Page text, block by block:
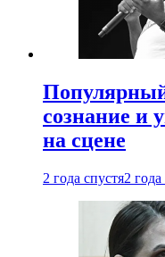
сознание и
на сцене
2 года спустя2 года